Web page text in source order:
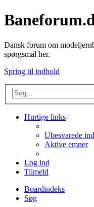
Dansk forum om
spørgsmål her.
Spring til indhold
Hurtige links
Ubesvarede
Aktive emner
Log ind
Tilmeld
Boardindeks
Søg